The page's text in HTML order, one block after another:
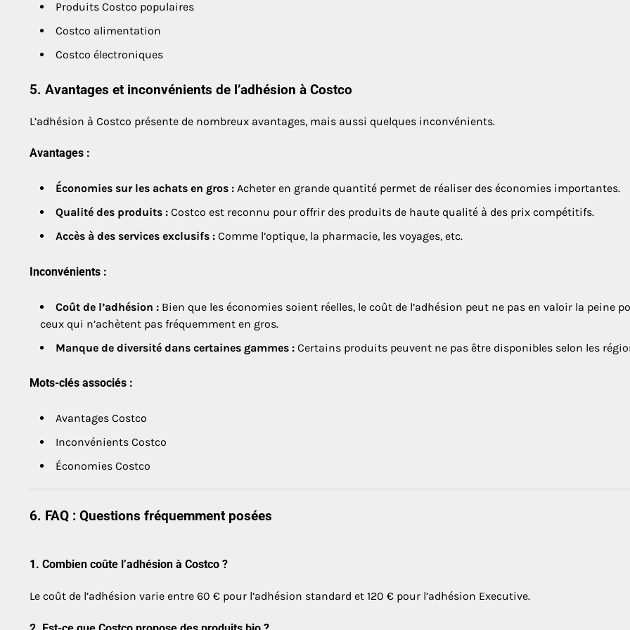
Produits Costco populaires
Costco alimentation
Costco électroniques
5. Avantages et inconvénients de l’adhésion à Costco
L’adhésion à Costco présente de nombreux avantages, mais aussi quelques inconvénients.
Avantages :
Économies sur les achats en gros : Acheter en grande quantité permet de réaliser des économies importantes.
Qualité des produits : Costco est reconnu pour offrir des produits de haute qualité à des prix compétitifs.
Accès à des services exclusifs : Comme l’optique, la pharmacie, les voyages, etc.
Inconvénients :
Coût de l’adhésion : Bien que les économies soient réelles, le coût de l’adhésion peut ne pas en valoir la peine
ceux qui n’achètent pas fréquemment en gros.
Manque de diversité dans certaines gammes : Certains produits peuvent ne pas être disponibles selon les
Mots-clés associés :
Avantages Costco
Inconvénients Costco
Économies Costco
6. FAQ : Questions fréquemment posées
1. Combien coûte l’adhésion à Costco ?
Le coût de l’adhésion varie entre 60 € pour l’adhésion standard et 120 € pour l’adhésion Executive.